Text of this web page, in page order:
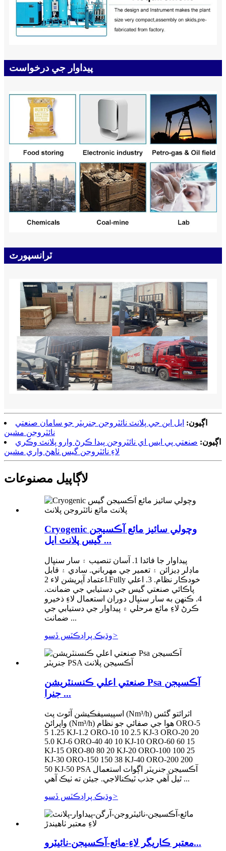
پيداوار جي درخواست
ٽرانسپورٽ
اڳيون: ايل اين جي پلانٽ نائٽروجن جنريٽر جو سامان صنعتي
نائٽروجن مشين
اڳيون: صنعتي پي ايس اي نائٽروجن پيدا ڪرڻ وارو پلانٽ وڪري
لاءِ نائٽروجن گيس ٺاهڻ واري مشين
لاڳاپيل مصنوعات
Cryogenic وچولي سائيز مائع آڪسيجن
گيس پلانٽ ايل ...
پيداوار جا فائدا 1. آسان تنصيب ۽ سار سنڀال
ماڊلر ڊيزائن ۽ تعمير جي مهرباني. سادي ۽ قابل
اعتماد آپريشن لاء 2.Fully خودڪار نظام. 3. اعلي
پاڪائي صنعتي گيس جي دستيابي جي ضمانت.
4. ڪنهن به سار سنڀال دوران استعمال لاءِ ذخيرو
ڪرڻ لاءِ مائع مرحلي ۾ پيداوار جي دستيابي جي
ضمانت ...
وڌيڪ پراڊڪٽس ڏسو>
صنعتي اعلي ڪنسنٽريشن Psa آڪسيجن
جنرا ...
اسپيسيفڪيشن آئوٽ پٽ (Nm³/h) اثرائتو گئس
واپرائڻ (Nm³/h) هوا جي صفائي جو نظام ORO-5
5 1.25 KJ-1.2 ORO-10 10 2.5 KJ-3 ORO-20 20
5.0 KJ-6 ORO-40 40 10 KJ-10 ORO-60 60 15
KJ-15 ORO-80 80 20 KJ-20 ORO-100 100 25
KJ-30 ORO-150 150 38 KJ-40 ORO-200 200
50 KJ-50 PSA آڪسيجن جنريٽر اڳواٽ استعمال
ٿيل آهي جذب ٽيڪنالاجي. جيئن ته ٺيڪ آهي ...
وڌيڪ پراڊڪٽس ڏسو>
معتبر ڪاريگر لاءِ-مائع-آڪسيجن-نائيٽرو...